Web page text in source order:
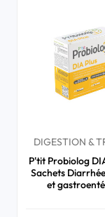
DIGESTION &
P'tit Probiolog
Sachets
et